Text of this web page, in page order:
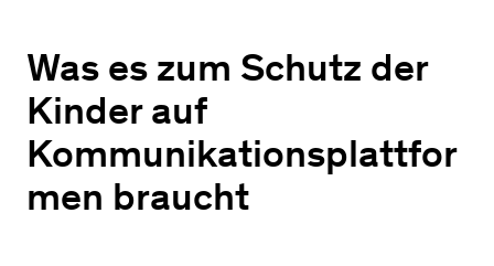
Was es zum Schutz der
Kinder auf
Kommunikationsplattfor
men braucht